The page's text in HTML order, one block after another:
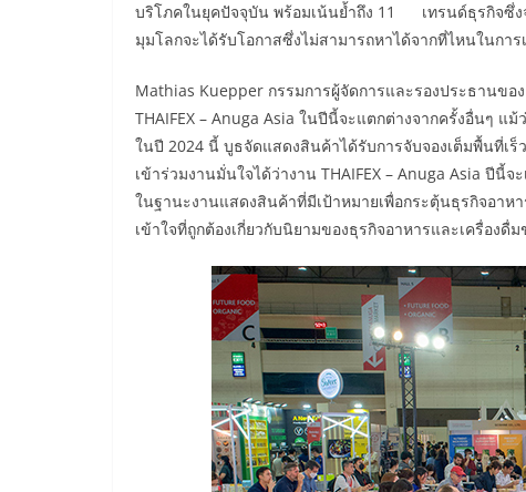
บริโภคในยุคปัจจุบัน พร้อมเน้นย้ำถึง 11 เทรนด์ธุรกิจซึ่ง
มุมโลกจะได้รับโอกาสซึ่งไม่สามารถหาได้จากที่ไหนในกา
Mathias Kuepper กรรมการผู้จัดการและรองประธานขอ
THAIFEX – Anuga Asia ในปีนี้จะแตกต่างจากครั้งอื่นๆ แ
ในปี 2024 นี้ บูธจัดแสดงสินค้าได้รับการจับจองเต็มพื้นที่เ
เข้าร่วมงานมั่นใจได้ว่างาน THAIFEX – Anuga Asia ปี
ในฐานะงานแสดงสินค้าที่มีเป้าหมายเพื่อกระตุ้นธุรกิจอาห
เข้าใจที่ถูกต้องเกี่ยวกับนิยามของธุรกิจอาหารและเครื่องดื่